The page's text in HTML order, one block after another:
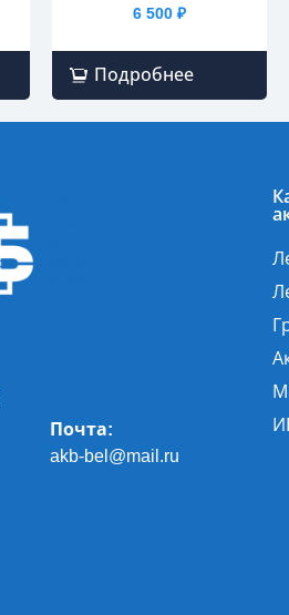
6 500 ₽
Подробнее
Почта:
akb-bel@mail.ru